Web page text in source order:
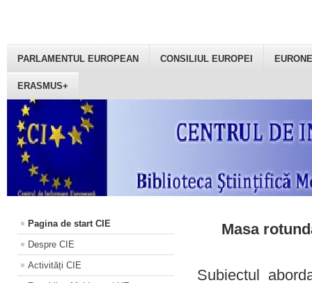
PARLAMENTUL EUROPEAN CONSILIUL EUROPEI
ERASMUS+
Pagina de start CIE
Despre CIE
Activități CIE
Masa
Subiectul